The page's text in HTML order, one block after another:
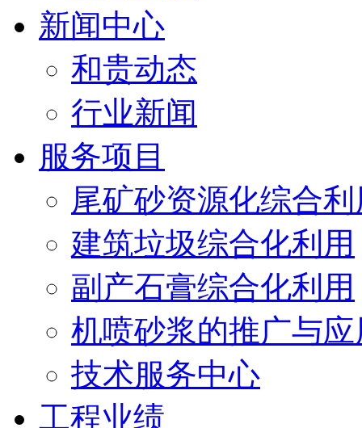
新闻中心
和贵动态
行业新闻
服务项目
尾矿砂资源化综合利
建筑垃圾综合化利用
副产石膏综合化利用
机喷砂浆的推广与应
技术服务中心
工程业绩